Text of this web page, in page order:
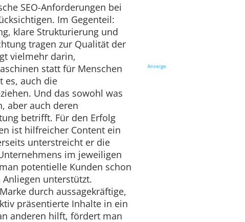
SEO-Anforderungen bei
Im Gegenteil:
klare Strukturierung und
tragen zur Qualität der
vielmehr darin,
statt für Menschen
es, auch die
Und das sowohl was
aber auch deren
betrifft. Für den Erfolg
ist hilfreicher Content ein
unterstreicht er die
im jeweiligen
potentielle Kunden schon
unterstützt.
durch aussagekräftige,
präsentierte Inhalte in ein
anderen hilft, fördert man
Anzeige